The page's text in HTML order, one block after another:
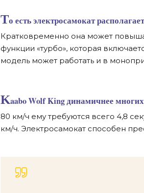
То есть электросамокат
Кратковременно она может
функции «турбо», которая
модель может работать и в
Kaabo Wolf King динамичнее
80 км/ч ему требуются всего 4,8
км/ч. Электросамокат способен